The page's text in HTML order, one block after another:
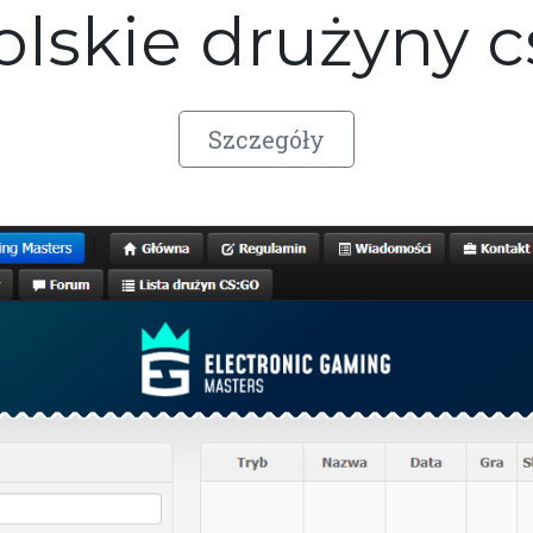
drużyny
Szczegóły